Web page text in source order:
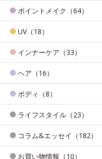
ポイントメイク（64）
UV（18）
インナーケア（33）
ヘア（16）
ボディ（8）
ライフスタイル（23）
コラム&エッセイ（182）
お買い物情報（10）